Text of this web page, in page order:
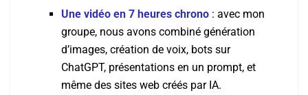
Une vidéo en 7 heures chrono : avec mon
groupe, nous avons combiné génération
d’images, création de voix, bots sur
ChatGPT, présentations en un prompt, et
même des sites web créés par IA.